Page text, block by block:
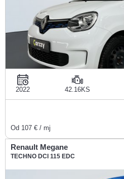
2022 42.16KS
Od 107 € / mj
Renault Megane
TECHNO DCI 115 EDC